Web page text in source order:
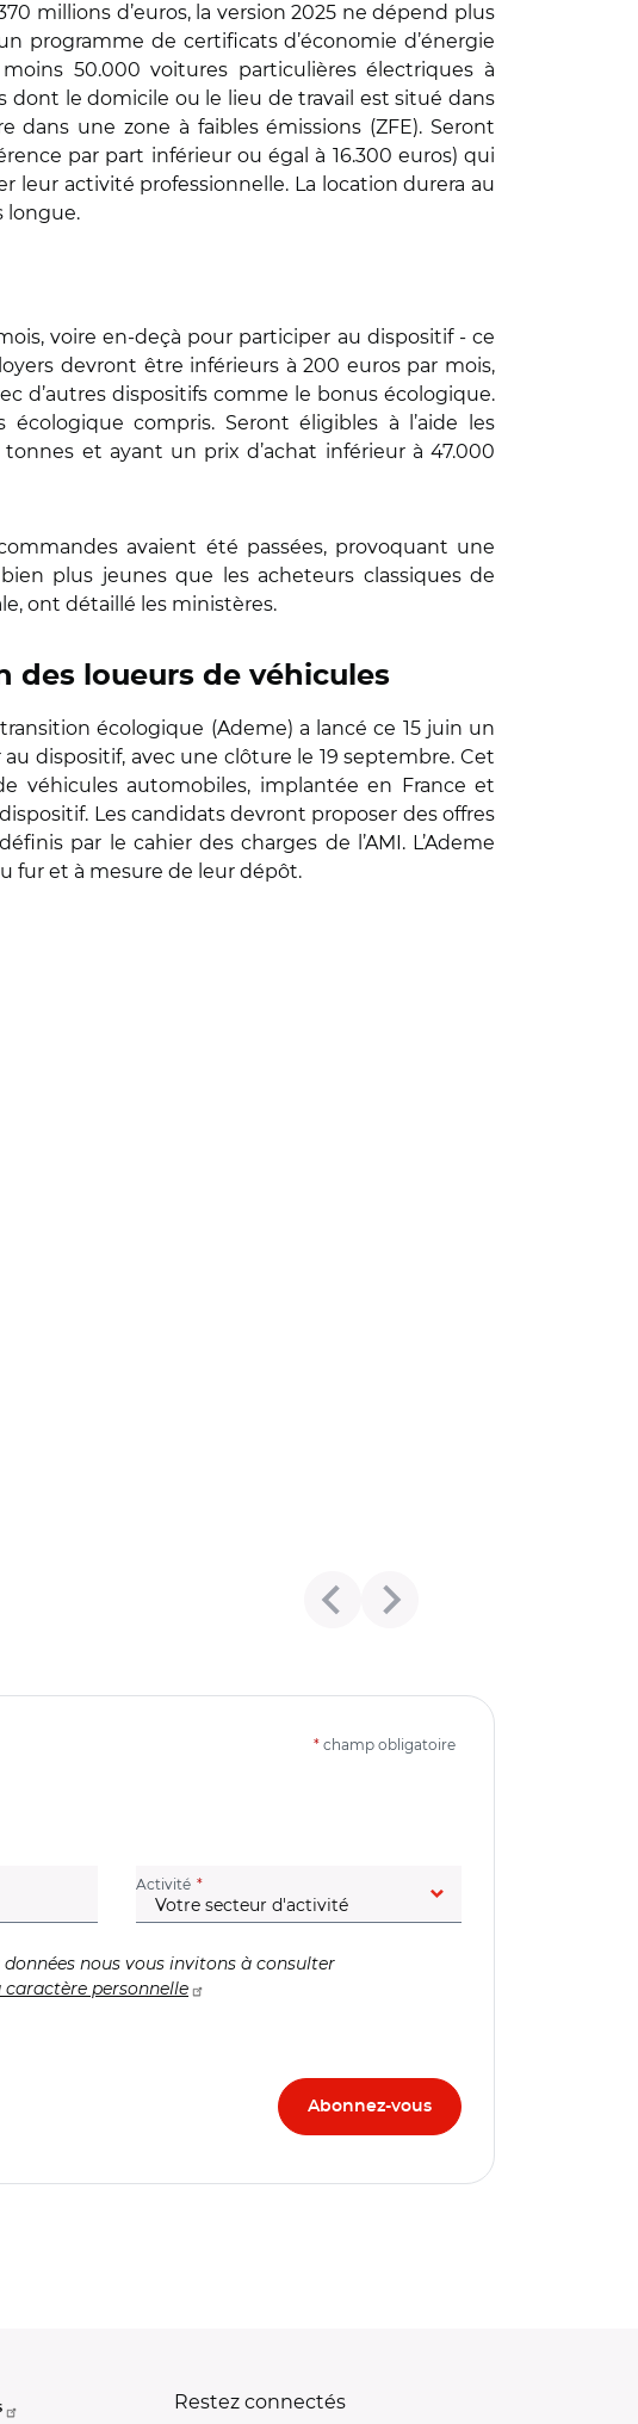
millions d’euros, la version 2025 ne dépend plus
programme de certificats d’économie d’énergie
50.000 voitures particulières électriques à
le domicile ou le lieu de travail est situé dans
une zone à faibles émissions (ZFE). Seront
par part inférieur ou égal à 16.300 euros) qui
leur activité professionnelle. La location durera au
longue.
voire en-deçà pour participer au dispositif - ce
devront être inférieurs à 200 euros par mois,
d’autres dispositifs comme le bonus écologique.
compris. Seront éligibles à l’aide les
et ayant un prix d’achat inférieur à 47.000
avaient été passées, provoquant une
plus jeunes que les acheteurs classiques de
ont détaillé les ministères.
loueurs de véhicules
écologique (Ademe) a lancé ce 15 juin un
dispositif, avec une clôture le 19 septembre. Cet
véhicules automobiles, implantée en France et
Les candidats devront proposer des offres
par le cahier des charges de l’AMI. L’Ademe
fur et à mesure de leur dépôt.
* champ obligatoire
Activité (champ obligatoire)
nous vous invitons à consulter
personnelle
Restez connectés